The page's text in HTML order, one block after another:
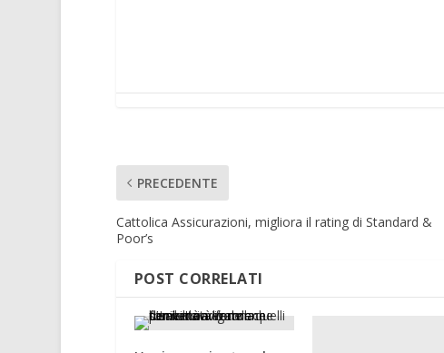
PRECEDENTE
Cattolica Assicurazioni, migliora il rating di Standard &
Poor’s
POST CORRELATI